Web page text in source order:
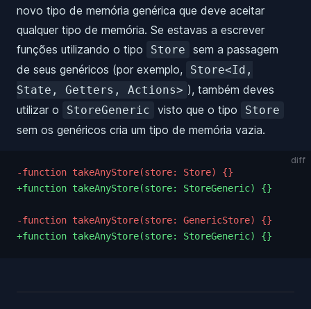
novo tipo de memória genérica que deve aceitar
qualquer tipo de memória. Se estavas a escrever
funções utilizando o tipo
Store
sem a passagem
de seus genéricos (por exemplo,
Store<Id,
State, Getters, Actions> ), também deves
utilizar o
StoreGeneric visto que o tipo Store
sem os genéricos cria um tipo de memória vazia.
diff
-function takeAnyStore(store: Store) {}
+function takeAnyStore(store: StoreGeneric) {}
-function takeAnyStore(store: GenericStore) {}
+function takeAnyStore(store: StoreGeneric) {}